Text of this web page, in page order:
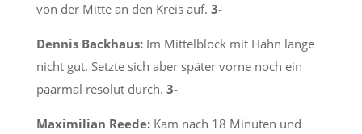
von der Mitte an den Kreis auf. 3-
Dennis Backhaus:Im Mittelblock mit Hahn lange
nicht gut. Setzte sich aber später vorne noch ein
paarmal resolut durch. 3-
Maximilian Reede:Kam nach 18 Minuten und